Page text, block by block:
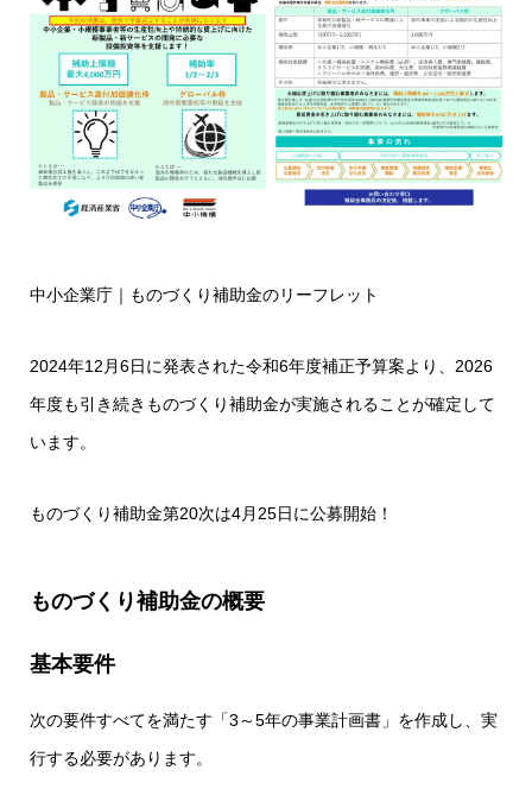
中小企業庁｜ものづくり補助金のリーフレット
2024年12月6日に発表された令和6年度補正予算案より、2026
年度も引き続きものづくり補助金が実施されることが確定して
います。
ものづくり補助金第20次は4月25日に公募開始！
ものづくり補助金の概要
基本要件
次の要件すべてを満たす「3～5年の事業計画書」を作成し、実
行する必要があります。